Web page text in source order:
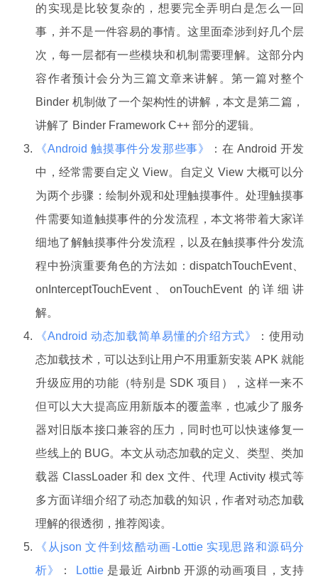
的实现是比较复杂的，想要完全弄明白是怎么一回
事，并不是一件容易的事情。这里面牵涉到好几个层
次，每一层都有一些模块和机制需要理解。这部分内
容作者预计会分为三篇文章来讲解。第一篇对整个
Binder 机制做了一个架构性的讲解，本文是第二篇，
讲解了 Binder Framework C++ 部分的逻辑。
《Android 触摸事件分发那些事》
：在 Android 开发
中，经常需要自定义 View。自定义 View 大概可以分
为两个步骤：绘制外观和处理触摸事件。处理触摸事
件需要知道触摸事件的分发流程，本文将带着大家详
细地了解触摸事件分发流程，以及在触摸事件分发流
程中扮演重要角色的方法如：dispatchTouchEvent、
onInterceptTouchEvent、onTouchEvent 的详细讲
解。
《Android 动态加载简单易懂的介绍方式》
：使用动
态加载技术，可以达到让用户不用重新安装 APK 就能
升级应用的功能（特别是 SDK 项目），这样一来不
但可以大大提高应用新版本的覆盖率，也减少了服务
器对旧版本接口兼容的压力，同时也可以快速修复一
些线上的 BUG。本文从动态加载的定义、类型、类加
载器 ClassLoader 和 dex 文件、代理 Activity 模式等
多方面详细介绍了动态加载的知识，作者对动态加载
理解的很透彻，推荐阅读。
《从json 文件到炫酷动画-Lottie 实现思路和源码分
析》
： Lottie 是最近 Airbnb 开源的动画项目，支持